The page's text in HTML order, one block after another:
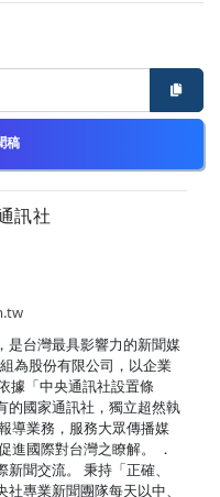
稿
訊社
是台灣最具影響力的新聞媒
為股份有限公司，以企業
據「中央通訊社設置條
的國家通訊社，獨立超然執
導業務，服務大眾傳播媒
進國際對台灣之瞭解。 ．
聞交流。 秉持「正確、
專業新聞團隊每天以中、